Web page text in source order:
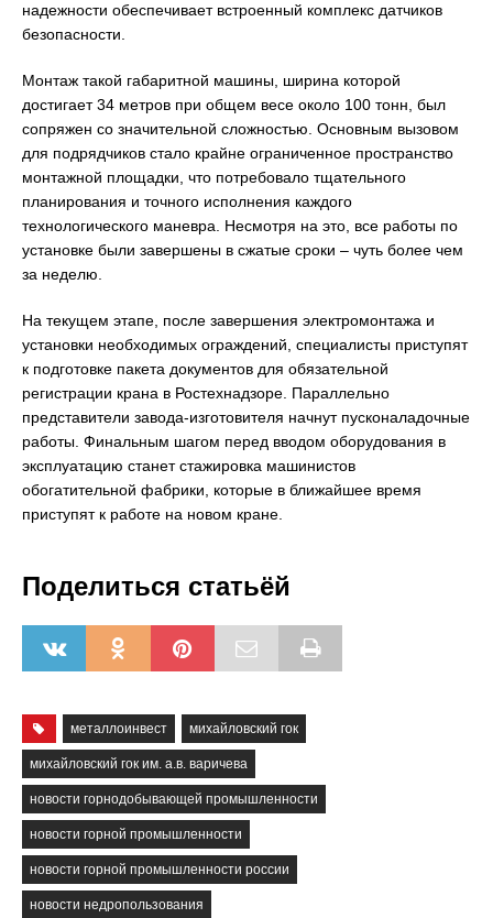
надежности обеспечивает встроенный комплекс датчиков
безопасности.
Монтаж такой габаритной машины, ширина которой
достигает 34 метров при общем весе около 100 тонн, был
сопряжен со значительной сложностью. Основным вызовом
для подрядчиков стало крайне ограниченное пространство
монтажной площадки, что потребовало тщательного
планирования и точного исполнения каждого
технологического маневра. Несмотря на это, все работы по
установке были завершены в сжатые сроки – чуть более чем
за неделю.
На текущем этапе, после завершения электромонтажа и
установки необходимых ограждений, специалисты приступят
к подготовке пакета документов для обязательной
регистрации крана в Ростехнадзоре. Параллельно
представители завода-изготовителя начнут пусконаладочные
работы. Финальным шагом перед вводом оборудования в
эксплуатацию станет стажировка машинистов
обогатительной фабрики, которые в ближайшее время
приступят к работе на новом кране.
Поделиться статьёй
металлоинвест михайловский гок
михайловский гок им. а.в. варичева
новости горнодобывающей промышленности
новости горной промышленности
новости горной промышленности россии
новости недропользования